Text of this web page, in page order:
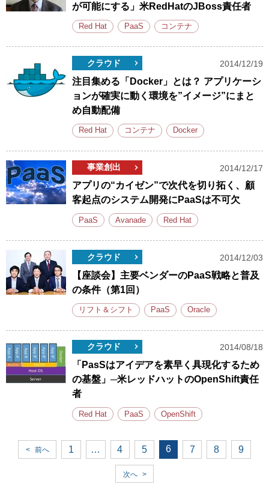
が可能にする」米RedHatのJBoss責任者
Red Hat PaaS コンテナ
クラウド 2014/12/19
注目集める「Docker」とは？ アプリケーシ
ョンが確実に動く環境を”イメージ”にまと
め自動配備
Red Hat コンテナ Docker
事業創出 2014/12/17
アプリの“カイゼン”で次代を切り拓く、顧
客起点のシステム開発にPaaSは不可欠
PaaS Avanade Red Hat
クラウド 2014/12/03
【座談会】主要ベンダーのPaaS戦略と普及
の条件（第1回）
リフト＆シフト PaaS Oracle
クラウド 2014/08/18
「PasSはアイデアを素早く具現化するため
の基盤」─米レッドハットのOpenShift責任
者
Red Hat PaaS OpenShift
< 前へ 1 … 4 5 6 7 8 9
次へ >